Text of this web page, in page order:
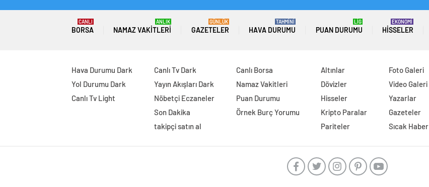
BORSA
CANLI
NAMAZ VAKITLERI
ANLIK
GAZETELER
GÜNLÜK
HAVA DURUMU
TAHMİNİ
PUAN DURUMU
LİG
HISSELER
EKONOMİ
Hava Durumu Dark
Yol Durumu Dark
Canlı Tv Light
Canlı Tv Dark
Yayın Akışları Dark
Nöbetçi Eczaneler
Son Dakika
takipçi satın al
Canlı Borsa
Namaz Vakitleri
Puan Durumu
Örnek Burç Yorumu
Altınlar
Dövizler
Hisseler
Kripto Paralar
Pariteler
Foto Galeri
Video Galeri
Yazarlar
Gazeteler
Sıcak Haber